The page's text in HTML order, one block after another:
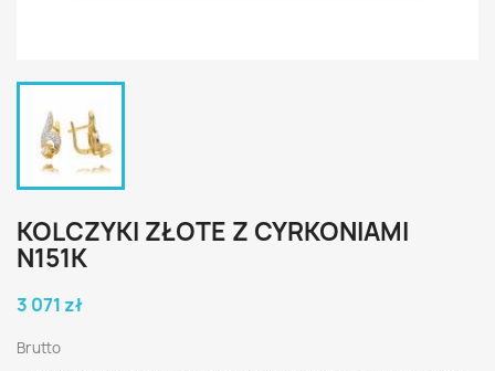
KOLCZYKI ZŁOTE Z CYRKONIAMI
N151K
3 071 zł
Brutto